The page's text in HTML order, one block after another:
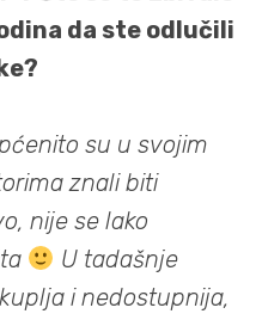
da ste odlučili
su u svojim
znali biti
nije se lako
U tadašnje
i nedostupnija,